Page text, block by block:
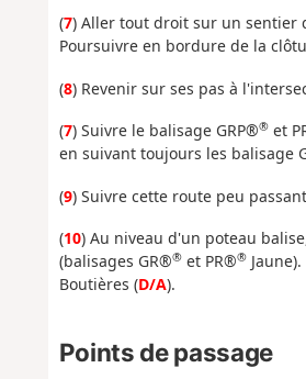
(7) Aller tout droit sur un sentier
Poursuivre en bordure de la
(8) Revenir sur ses pas à
(7) Suivre le balisage GRP®®et
en suivant toujours les balisage
(9) Suivre cette route peu
(10) Au niveau d'un poteau
(balisages GR®®et PR®®
Boutières (D/A).
Points de passage